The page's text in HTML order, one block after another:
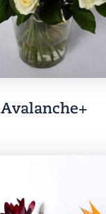
Avalanche+